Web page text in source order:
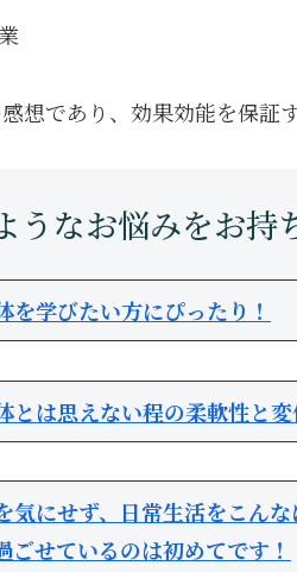
想であり、効果効能を保証
を学びたい方にぴったり！
とは思えない程の柔軟性と変
気にせず、日常生活をこんな
ごせているのは初めてです！